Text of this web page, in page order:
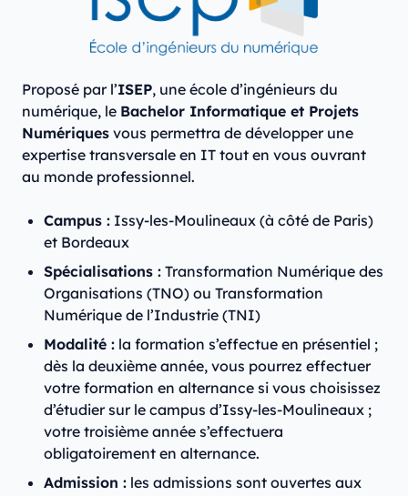
Proposé par l’ISEP, une école d’ingénieurs du
numérique, le Bachelor Informatique et Projets
Numériques vous permettra de développer une
expertise transversale en IT tout en vous ouvrant
au monde professionnel.
Campus : Issy-les-Moulineaux (à côté de Paris)
et Bordeaux
Spécialisations : Transformation Numérique des
Organisations (TNO) ou Transformation
Numérique de l’Industrie (TNI)
Modalité : la formation s’effectue en présentiel ;
dès la deuxième année, vous pourrez effectuer
votre formation en alternance si vous choisissez
d’étudier sur le campus d’Issy-les-Moulineaux ;
votre troisième année s’effectuera
obligatoirement en alternance.
Admission : les admissions sont ouvertes aux